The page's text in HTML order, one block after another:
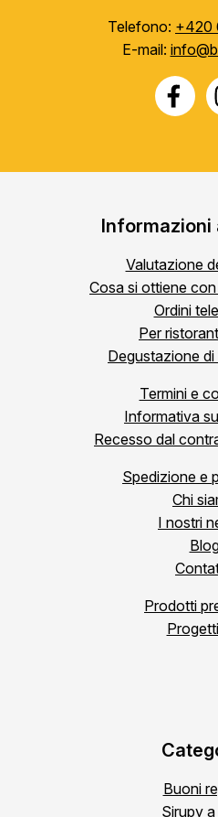
Telefono: +420
E-mail:
Informazioni
Valutazione
Cosa si ottiene
Ordini
Per
Degustazione di
Termini e
Informativa
Recesso dal
Spedizione e
Chi
I nostri
Prodotti
Buoni
Sirupy